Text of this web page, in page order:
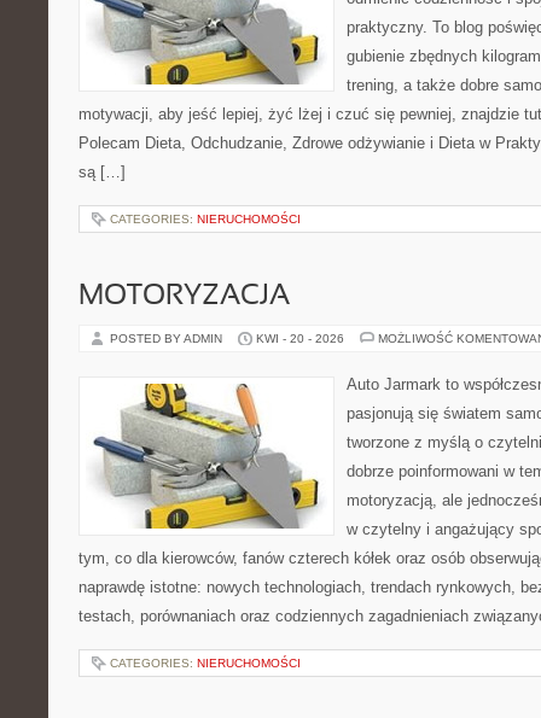
praktyczny. To blog
gubienie zbędnych
trening, a także dobre
motywacji, aby jeść lepiej, żyć lżej i czuć się pewniej, znajdzie
Polecam Dieta, Odchudzanie, Zdrowe odżywianie i Dieta w
są […]
CATEGORIES: NIERUCHOMOŚCI
MOTORYZACJA
POSTED BY ADMIN KWI - 20 - 2026 MOŻLIWOŚĆ
Auto Jarmark to
pasjonują się światem
tworzone z myślą o
dobrze poinformowani w
motoryzacją, ale
w czytelny i angażujący
tym, co dla kierowców, fanów czterech kółek oraz osób
naprawdę istotne: nowych technologiach, trendach rynkowych,
testach, porównaniach oraz codziennych zagadnieniach
CATEGORIES: NIERUCHOMOŚCI